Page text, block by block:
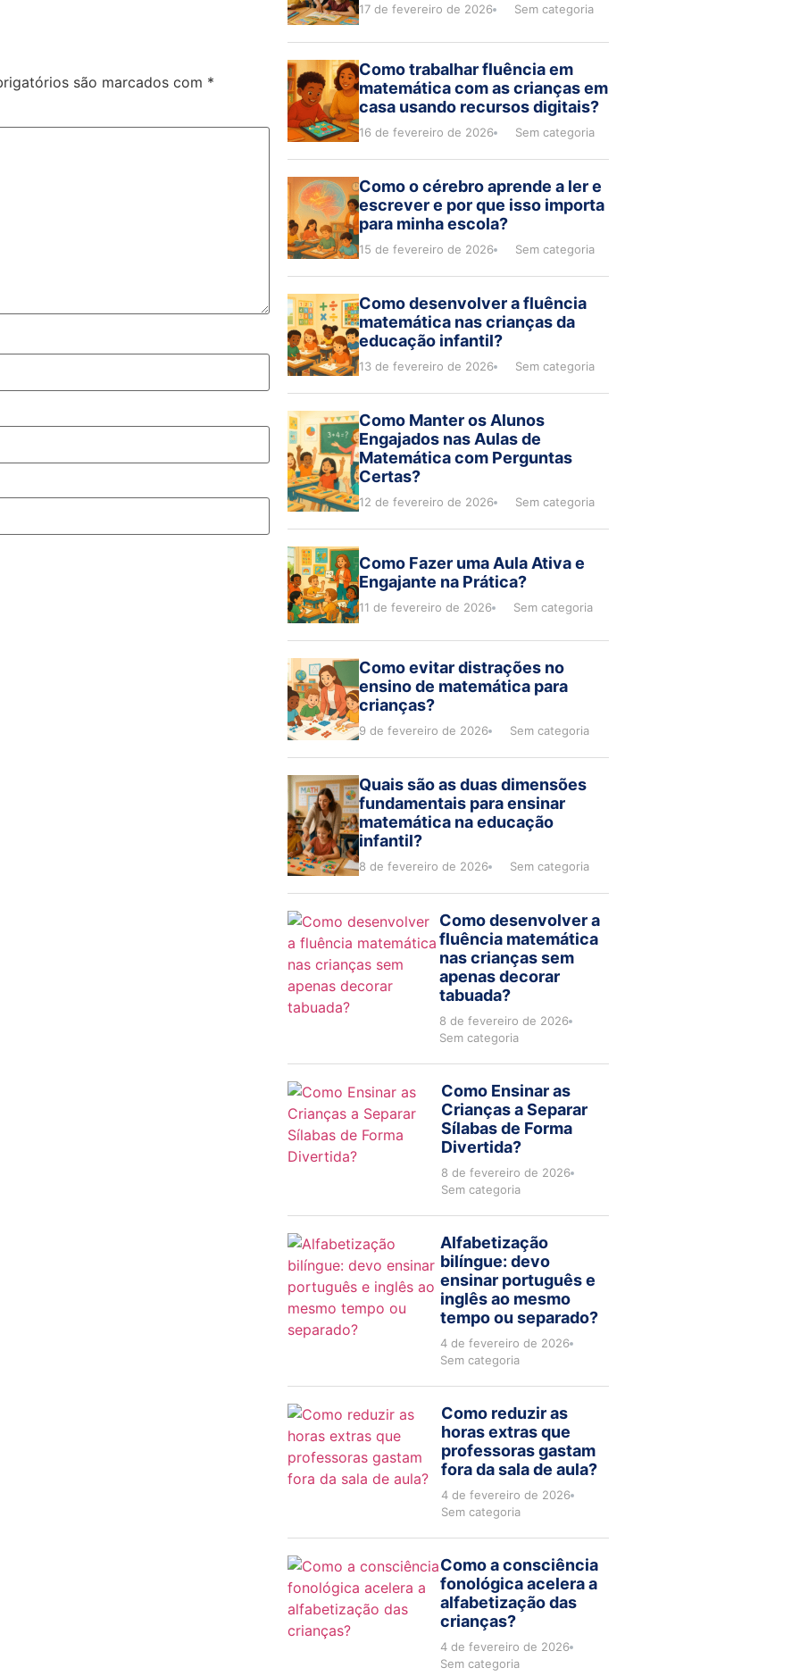
são marcados com *
17 de fevereiro de 2026 Sem categoria
Como trabalhar fluência em
matemática com as crianças em
casa usando recursos digitais?
16 de fevereiro de 2026 Sem categoria
Como o cérebro aprende a ler e
escrever e por que isso importa
para minha escola?
15 de fevereiro de 2026 Sem categoria
Como desenvolver a fluência
matemática nas crianças da
educação infantil?
13 de fevereiro de 2026 Sem categoria
Como Manter os Alunos
Engajados nas Aulas de
Matemática com Perguntas
Certas?
12 de fevereiro de 2026 Sem categoria
Como Fazer uma Aula Ativa e
Engajante na Prática?
11 de fevereiro de 2026 Sem categoria
Como evitar distrações no
ensino de matemática para
crianças?
9 de fevereiro de 2026 Sem categoria
Quais são as duas dimensões
fundamentais para ensinar
matemática na educação
infantil?
8 de fevereiro de 2026 Sem categoria
Como desenvolver a
fluência matemática
nas crianças sem
apenas decorar
tabuada?
8 de fevereiro de 2026
Sem categoria
Como Ensinar as
Crianças a Separar
Sílabas de Forma
Divertida?
8 de fevereiro de 2026
Sem categoria
Alfabetização
bilíngue: devo
ensinar português e
inglês ao mesmo
tempo ou separado?
4 de fevereiro de 2026
Sem categoria
Como reduzir as
horas extras que
professoras gastam
fora da sala de aula?
4 de fevereiro de 2026
Sem categoria
Como a consciência
fonológica acelera a
alfabetização das
crianças?
4 de fevereiro de 2026
Sem categoria